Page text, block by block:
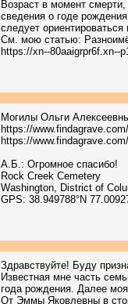
Возраст в момент
сведения о годе
следует ориентироваться
См. мою статью:
https://xn--80aaigrpr6f.xn--
Могилы Ольги
https://
https://
А.Б.: Огромное спасибо!
Rock Creek Cemetery
Washington, District of
GPS: 38.949788°N
Здравствуйте! Буду
Известная мне часть
года рождения. Далее
От Эммы Яковлевны в